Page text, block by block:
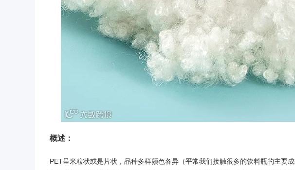
概述：
PET呈米粒状或是片状，品种多样颜色各异（平常我们接触很多的饮料瓶的主要